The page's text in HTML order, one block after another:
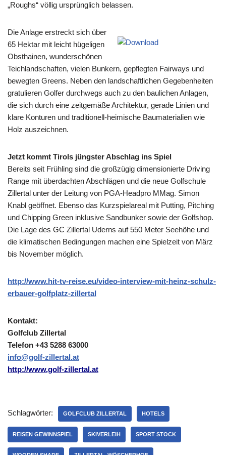
„Roughs“ völlig ursprünglich belassen.
Die Anlage erstreckt sich über
65 Hektar mit leicht hügeligen
Obsthainen, wunderschönen
Teichlandschaften, vielen Bunkern, gepflegten Fairways und
bewegten Greens. Neben den landschaftlichen Gegebenheiten
gratulieren Golfer durchwegs auch zu den baulichen Anlagen,
die sich durch eine zeitgemäße Architektur, gerade Linien und
klare Konturen und traditionell-heimische Baumaterialien wie
Holz auszeichnen.
Jetzt kommt Tirols jüngster Abschlag ins Spiel
Bereits seit Frühling sind die großzügig dimensionierte Driving
Range mit überdachten Abschlägen und die neue Golfschule
Zillertal unter der Leitung von PGA-Headpro MMag. Simon
Knabl geöffnet. Ebenso das Kurzspielareal mit Putting, Pitching
und Chipping Green inklusive Sandbunker sowie der Golfshop.
Die Lage des GC Zillertal Uderns auf 550 Meter Seehöhe und
die klimatischen Bedingungen machen eine Spielzeit von März
bis November möglich.
http://www.hit-tv-reise.eu/video-interview-mit-heinz-schulz-
erbauer-golfplatz-zillertal
Kontakt:
Golfclub Zillertal
Telefon +43 5288 63000
info@golf-zillertal.at
http://www.golf-zillertal.at
Schlagwörter: GOLFCLUB ZILLERTAL HOTELS
REISEN GEWINNSPIEL SKIVERLEIH SPORT STOCK